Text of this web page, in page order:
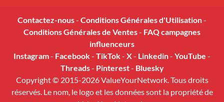
Contactez-nous- Conditions Générales d'Utilisation-
Conditions Générales de Ventes- FAQ campagnes
influenceurs
Instagram- Facebook- TikTok- X- Linkedin- YouTube -
Threads- Pinterest- Bluesky
Copyright © 2015-2026 ValueYourNetwork. Tous droits
réservés. Le nom, le logo et les données sont la propriété de